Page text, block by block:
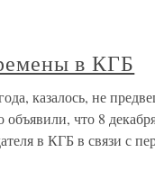
в КГБ
казалось, не
что 8
в КГБ в связи с